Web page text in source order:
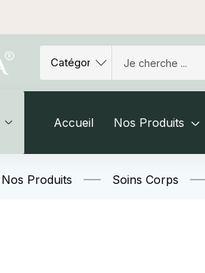
Accueil Nos Produits
Nos Produits Soins Corps